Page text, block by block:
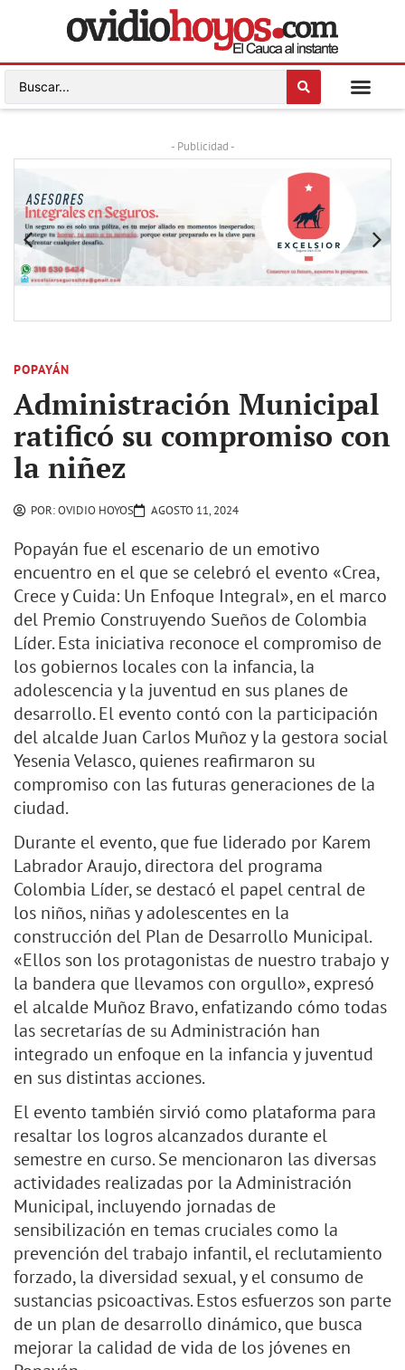
- Publicidad -
POPAYÁN
Administración Municipal
ratificó su compromiso con
la niñez
POR:OVIDIO HOYOS AGOSTO 11, 2024
Popayán fue el escenario de un emotivo
encuentro en el que se celebró el evento «Crea,
Crece y Cuida: Un Enfoque Integral», en el marco
del Premio Construyendo Sueños de Colombia
Líder. Esta iniciativa reconoce el compromiso de
los gobiernos locales con la infancia, la
adolescencia y la juventud en sus planes de
desarrollo. El evento contó con la participación
del alcalde Juan Carlos Muñoz y la gestora social
Yesenia Velasco, quienes reafirmaron su
compromiso con las futuras generaciones de la
ciudad.
Durante el evento, que fue liderado por Karem
Labrador Araujo, directora del programa
Colombia Líder, se destacó el papel central de
los niños, niñas y adolescentes en la
construcción del Plan de Desarrollo Municipal.
«Ellos son los protagonistas de nuestro trabajo y
la bandera que llevamos con orgullo», expresó
el alcalde Muñoz Bravo, enfatizando cómo todas
las secretarías de su Administración han
integrado un enfoque en la infancia y juventud
en sus distintas acciones.
El evento también sirvió como plataforma para
resaltar los logros alcanzados durante el
semestre en curso. Se mencionaron las diversas
actividades realizadas por la Administración
Municipal, incluyendo jornadas de
sensibilización en temas cruciales como la
prevención del trabajo infantil, el reclutamiento
forzado, la diversidad sexual, y el consumo de
sustancias psicoactivas. Estos esfuerzos son parte
de un plan de desarrollo dinámico, que busca
mejorar la calidad de vida de los jóvenes en